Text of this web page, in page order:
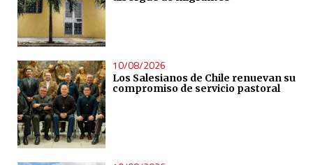
10/08/2026
Los Salesianos de Chile renuevan su
compromiso de servicio pastoral